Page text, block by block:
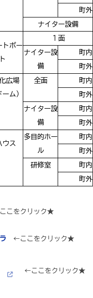
町外
ナイター設備
トボー
１面
ナイター設
備
町内
町外
広場
ム）
全面 町内
町外
ナイター設
備
町内
町外
ウス
多目的ホー
ル
町内
町外
研修室
町内
町外
こをクリック★
←ここをクリック★
←ここをクリック★